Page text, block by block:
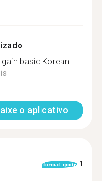
basic Korean
o aplicativo
format_quote 1